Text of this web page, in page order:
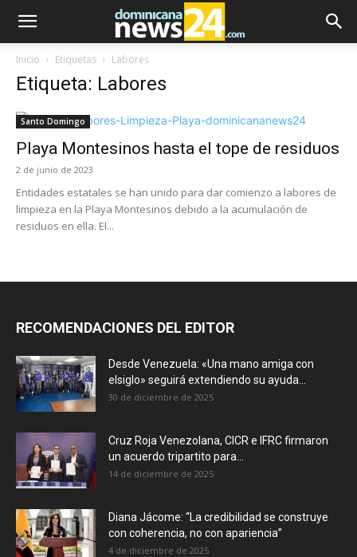
Inicio Etiquetas Labores
Etiqueta: Labores
Santo Domingo
Playa Montesinos hasta el tope de residuos
2 de junio de 2023
Entidades estatales se han unido para dar comienzo a labores de
limpieza en la Playa Montesinos debido a la acumulación de
residuos en ella. El...
RECOMENDACIONES DEL EDITOR
Desde Venezuela: «Una mano amiga con
elsiglo» seguirá extendiendo su ayuda...
30 de diciembre de 2025
Cruz Roja Venezolana, CICR e IFRC firmaron
un acuerdo tripartito para...
14 de diciembre de 2025
Diana Jácome: “La credibilidad se construye
con coherencia, no con apariencia”
4 de diciembre de 2025